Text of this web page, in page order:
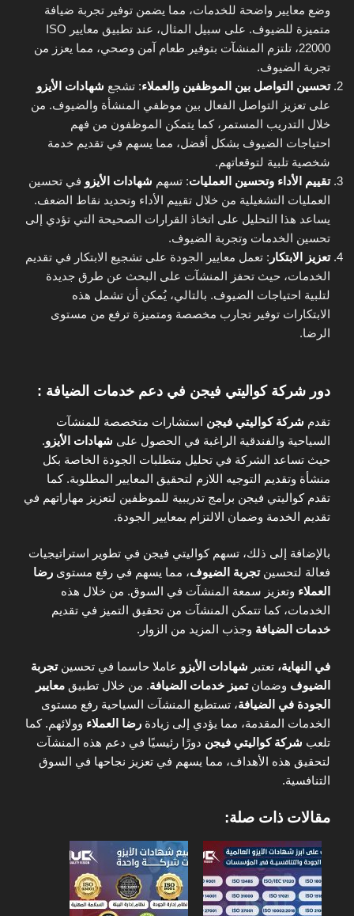
وضع معايير واضحة للخدمات، مما يضمن توفير تجربة ضيافة
متميزة للضيوف. على سبيل المثال، عند تطبيق معايير ISO
22000، تلتزم المنشآت بتوفير طعام آمن وصحي، مما يعزز من
تجربة الضيوف.
تحسين التواصل بين الموظفين والعملاء: تشجع شهادات الأيزو
على تعزيز التواصل الفعال بين موظفي المنشأة والضيوف. من
خلال التدريب المستمر، كما يتمكن الموظفون من فهم
احتياجات الضيوف بشكل أفضل، مما يسهم في تقديم خدمة
شخصية تلبية لتوقعاتهم.
تقييم الأداء وتحسين العمليات: تسهم شهادات الأيزو في تحسين
العمليات التشغيلية من خلال تقييم الأداء وتحديد نقاط الضعف.
يساعد هذا التحليل على اتخاذ القرارات الصحيحة التي تؤدي إلى
تحسين الخدمات وتجربة الضيوف.
تعزيز الابتكار : تعمل معايير الجودة على تشجيع الابتكار في تقديم
الخدمات، حيث تحفز المنشآت على البحث عن طرق جديدة
لتلبية احتياجات الضيوف. بالتالي، يُمكن أن تشمل هذه
الابتكارات توفير تجارب مخصصة ومتميزة ترفع من مستوى
الرضا.
دور شركة كواليتي فيجن في دعم خدمات الضيافة :
تقدم شركة كواليتي فيجن استشارات متخصصة للمنشآت
السياحية والفندقية الراغبة في الحصول على شهادات الأيزو.
حيث تساعد الشركة في تحليل متطلبات الجودة الخاصة بكل
منشأة وتقديم التوجيه اللازم لتحقيق المعايير المطلوبة. كما
تقدم كواليتي فيجن برامج تدريبية للموظفين لتعزيز مهاراتهم في
تقديم الخدمة وضمان الالتزام بمعايير الجودة.
بالإضافة إلى ذلك، تسهم كواليتي فيجن في تطوير استراتيجيات
فعالة لتحسينتجربة الضيوف، مما يسهم في رفع مستوى رضا
العملاء وتعزيز سمعة المنشآت في السوق. من خلال هذه
الخدمات، كما تتمكن المنشآت من تحقيق التميز في تقديم
خدمات الضيافة وجذب المزيد من الزوار.
في النهاية، تعتبر شهادات الأيزو عاملا حاسما في تحسينتجربة
الضيوف وضمانتميز خدمات الضيافة. من خلال تطبيق معايير
الجودة في الضيافة، تستطيع المنشآت السياحية رفع مستوى
الخدمات المقدمة، مما يؤدي إلى زيادة رضا العملاء وولائهم. كما
تلعب شركة كواليتي فيجن دورًا رئيسيًا في دعم هذه المنشآت
لتحقيق هذه الأهداف، مما يسهم في تعزيز نجاحها في السوق
التنافسية.
مقالات ذات صلة: